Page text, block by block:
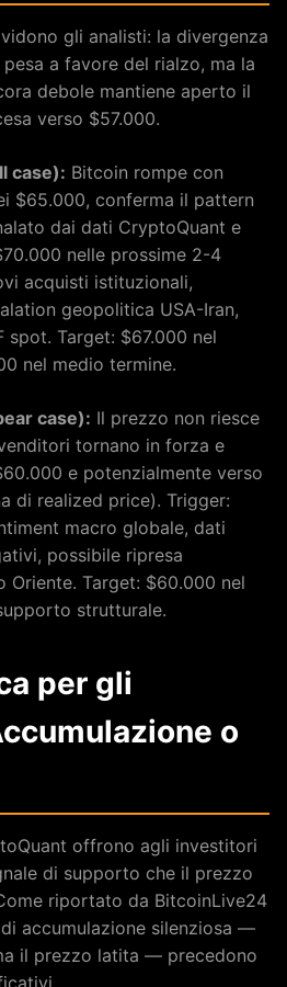
gli analisti: la divergenza
a favore del rialzo, ma la
debole mantiene aperto il
verso $57.000.
case): Bitcoin rompe con
$65.000, conferma il pattern
dai dati CryptoQuant e
nelle prossime 2-4
acquisti istituzionali,
geopolitica USA-Iran,
spot. Target: $67.000 nel
nel medio termine.
case): Il prezzo non riesce
tornano in forza e
e potenzialmente verso
di realized price). Trigger:
macro globale, dati
possibile ripresa
Oriente. Target: $60.000 nel
strutturale.
per gli
o
offrono agli investitori
di supporto che il prezzo
riportato da BitcoinLive24
accumulazione silenziosa —
il prezzo latita — precedono